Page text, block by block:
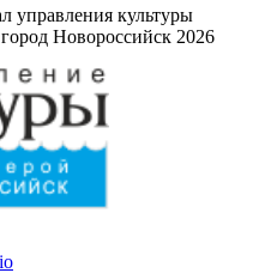
управления культуры
Новороссийск 2026